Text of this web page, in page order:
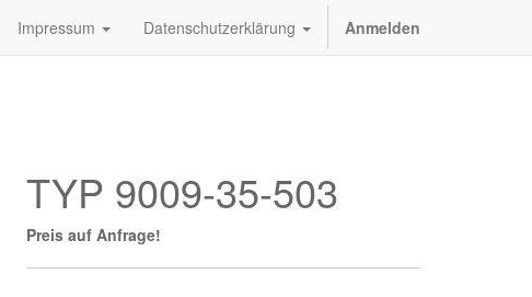
Impressum Datenschutzerklärung Anmelden
TYP 9009-35-503
Preis auf Anfrage!